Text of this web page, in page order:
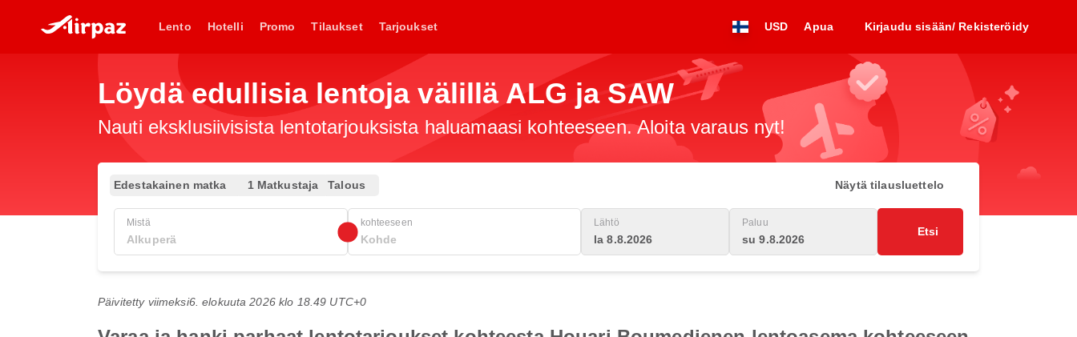
Lento Hotelli Promo Tilaukset Tarjoukset USD Apua Kirjaudu sisään/ Rekisteröidy
Löydä edullisia lentoja välillä ALG ja SAW
Nauti eksklusiivisista lentotarjouksista haluamaasi kohteeseen. Aloita varaus nyt!
Edestakainen matka 1 Matkustaja Talous Näytä tilausluettelo
Mistä kohteeseen Lähtö
la 8.8.2026
Paluu
su 9.8.2026
Etsi
Päivitetty viimeksi6. elokuuta 2026 klo 18.49 UTC+0